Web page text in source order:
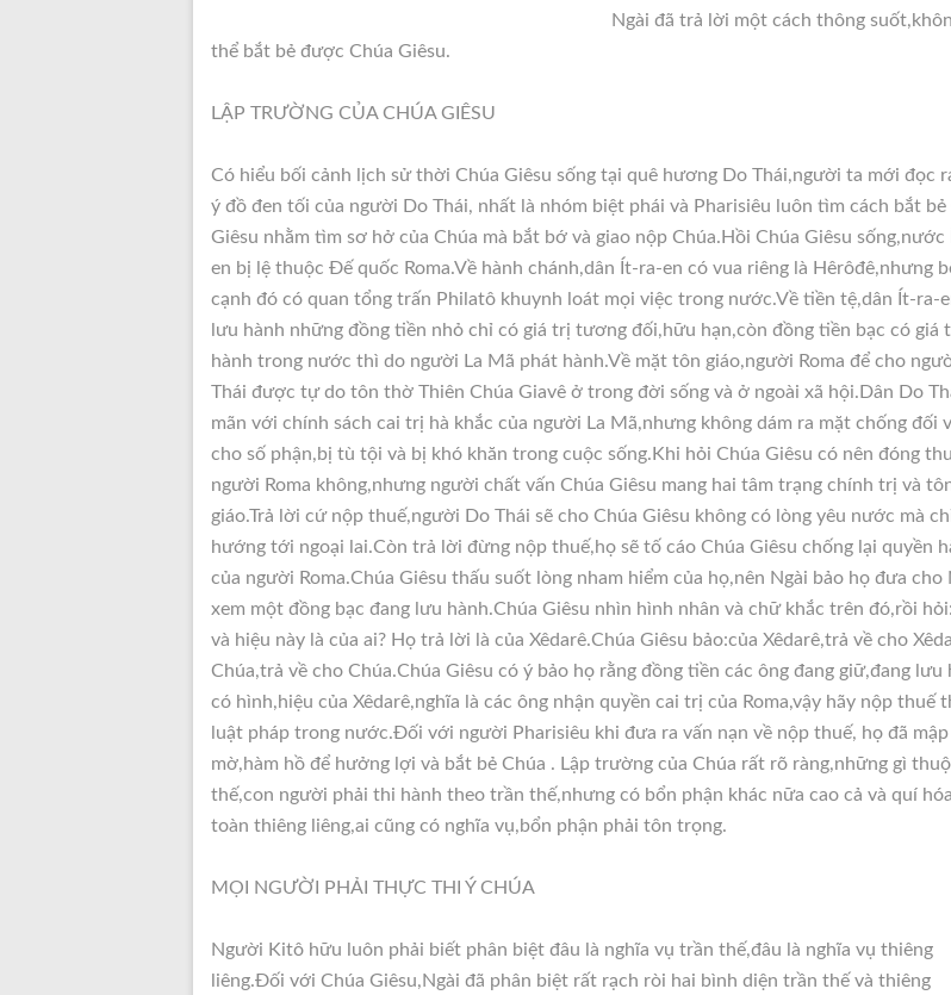
Ngài đã trả lời một cách thông
thể bắt bẻ được Chúa Giêsu.
LẬP TRƯỜNG CỦA CHÚA GIÊSU
Có hiểu bối cảnh lịch sử thời Chúa Giêsu sống tại quê hương Do Thái,người ta mới đọc
ý đồ đen tối của người Do Thái, nhất là nhóm biệt phái và Pharisiêu luôn tìm cách bắt bẻ
Giêsu nhằm tìm sơ hở của Chúa mà bắt bớ và giao nộp Chúa.Hồi Chúa Giêsu sống,nước
en bị lệ thuộc Ðế quốc Roma.Về hành chánh,dân Ít-ra-en có vua riêng là Hêrôđê,nhưng
cạnh đó có quan tổng trấn Philatô khuynh loát mọi việc trong nước.Về tiền tệ,dân Ít-ra-
lưu hành những đồng tiền nhỏ chỉ có giá trị tương đối,hữu hạn,còn đồng tiền bạc có giá
hành trong nước thì do người La Mã phát hành.Về mặt tôn giáo,người Roma để cho
Thái được tự do tôn thờ Thiên Chúa Giavê ở trong đời sống và ở ngoài xã hội.Dân Do
mãn với chính sách cai trị hà khắc của người La Mã,nhưng không dám ra mặt chống đối
cho số phận,bị tù tội và bị khó khăn trong cuộc sống.Khi hỏi Chúa Giêsu có nên đóng
người Roma không,nhưng người chất vấn Chúa Giêsu mang hai tâm trạng chính trị và
giáo.Trả lời cứ nộp thuế,người Do Thái sẽ cho Chúa Giêsu không có lòng yêu nước mà
hướng tới ngoại lai.Còn trả lời đừng nộp thuế,họ sẽ tố cáo Chúa Giêsu chống lại quyền
của người Roma.Chúa Giêsu thấu suốt lòng nham hiểm của họ,nên Ngài bảo họ đưa cho
xem một đồng bạc đang lưu hành.Chúa Giêsu nhìn hình nhân và chữ khắc trên đó,rồi
và hiệu này là của ai? Họ trả lời là của Xêdarê.Chúa Giêsu bảo:của Xêdarê,trả về cho
Chúa,trả về cho Chúa.Chúa Giêsu có ý bảo họ rằng đồng tiền các ông đang giữ,đang lưu
có hình,hiệu của Xêdarê,nghĩa là các ông nhận quyền cai trị của Roma,vậy hãy nộp thuế
luật pháp trong nước.Ðối với người Pharisiêu khi đưa ra vấn nạn về nộp thuế, họ đã mập
mờ,hàm hồ để hưởng lợi và bắt bẻ Chúa . Lập trường của Chúa rất rõ ràng,những gì
thế,con người phải thi hành theo trần thế,nhưng có bổn phận khác nữa cao cả và quí
toàn thiêng liêng,ai cũng có nghĩa vụ,bổn phận phải tôn trọng.
MỌI NGƯỜI PHẢI THỰC THI Ý CHÚA
Người Kitô hữu luôn phải biết phân biệt đâu là nghĩa vụ trần thế,đâu là nghĩa vụ thiêng
liêng.Ðối với Chúa Giêsu,Ngài đã phân biệt rất rạch ròi hai bình diện trần thế và thiêng